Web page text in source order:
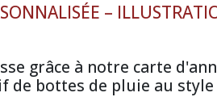
–
grâce à notre carte
de bottes de pluie au